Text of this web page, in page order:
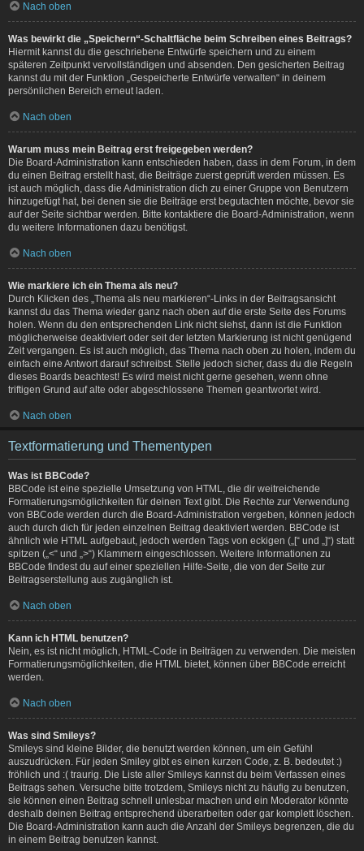
Nach oben
Was bewirkt die „Speichern“-Schaltfläche beim Schreiben eines Beitrags?
Hiermit kannst du die geschriebene Entwürfe speichern und zu einem
späteren Zeitpunkt vervollständigen und absenden. Den gesicherten Beitrag
kannst du mit der Funktion „Gespeicherte Entwürfe verwalten“ in deinem
persönlichen Bereich erneut laden.
Nach oben
Warum muss mein Beitrag erst freigegeben werden?
Die Board-Administration kann entschieden haben, dass in dem Forum, in dem
du einen Beitrag erstellt hast, die Beiträge zuerst geprüft werden müssen. Es
ist auch möglich, dass die Administration dich zu einer Gruppe von Benutzern
hinzugefügt hat, bei denen sie die Beiträge erst begutachten möchte, bevor sie
auf der Seite sichtbar werden. Bitte kontaktiere die Board-Administration, wenn
du weitere Informationen dazu benötigst.
Nach oben
Wie markiere ich ein Thema als neu?
Durch Klicken des „Thema als neu markieren“-Links in der Beitragsansicht
kannst du das Thema wieder ganz nach oben auf die erste Seite des Forums
holen. Wenn du den entsprechenden Link nicht siehst, dann ist die Funktion
möglicherweise deaktiviert oder seit der letzten Markierung ist nicht genügend
Zeit vergangen. Es ist auch möglich, das Thema nach oben zu holen, indem du
einfach eine Antwort darauf schreibst. Stelle jedoch sicher, dass du die Regeln
dieses Boards beachtest! Es wird meist nicht gerne gesehen, wenn ohne
triftigen Grund auf alte oder abgeschlossene Themen geantwortet wird.
Nach oben
Textformatierung und Thementypen
Was ist BBCode?
BBCode ist eine spezielle Umsetzung von HTML, die dir weitreichende
Formatierungsmöglichkeiten für deinen Text gibt. Die Rechte zur Verwendung
von BBCode werden durch die Board-Administration vergeben, können jedoch
auch durch dich für jeden einzelnen Beitrag deaktiviert werden. BBCode ist
ähnlich wie HTML aufgebaut, jedoch werden Tags von eckigen („[“ und „]“) statt
spitzen („<“ und „>“) Klammern eingeschlossen. Weitere Informationen zu
BBCode findest du auf einer speziellen Hilfe-Seite, die von der Seite zur
Beitragserstellung aus zugänglich ist.
Nach oben
Kann ich HTML benutzen?
Nein, es ist nicht möglich, HTML-Code in Beiträgen zu verwenden. Die meisten
Formatierungsmöglichkeiten, die HTML bietet, können über BBCode erreicht
werden.
Nach oben
Was sind Smileys?
Smileys sind kleine Bilder, die benutzt werden können, um ein Gefühl
auszudrücken. Für jeden Smiley gibt es einen kurzen Code, z. B. bedeutet :)
fröhlich und :( traurig. Die Liste aller Smileys kannst du beim Verfassen eines
Beitrags sehen. Versuche bitte trotzdem, Smileys nicht zu häufig zu benutzen,
sie können einen Beitrag schnell unlesbar machen und ein Moderator könnte
deshalb deinen Beitrag entsprechend überarbeiten oder gar komplett löschen.
Die Board-Administration kann auch die Anzahl der Smileys begrenzen, die du
in einem Beitrag benutzen kannst.